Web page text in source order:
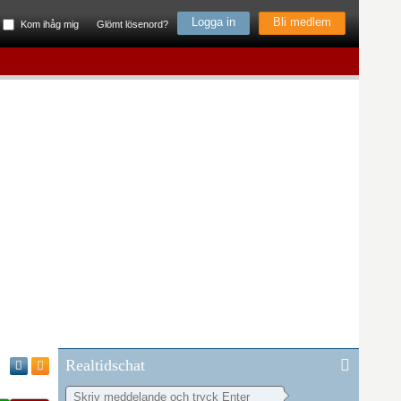
Kom ihåg mig Glömt lösenord? Bli medlem
Realtidschat